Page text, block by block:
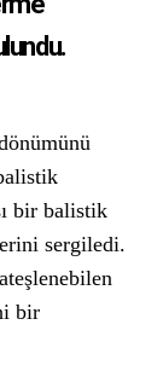
bir balistik
sergiledi.
bir